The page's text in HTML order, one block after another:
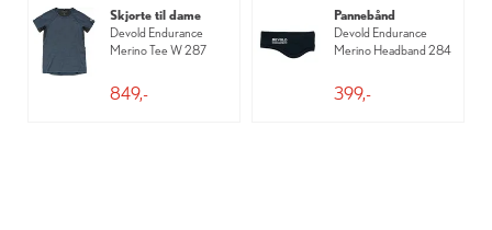
Skjorte til dame
Devold Endurance
Merino Tee W 287
849,-
Pannebånd
Devold Endurance
Merino Headband 284
399,-